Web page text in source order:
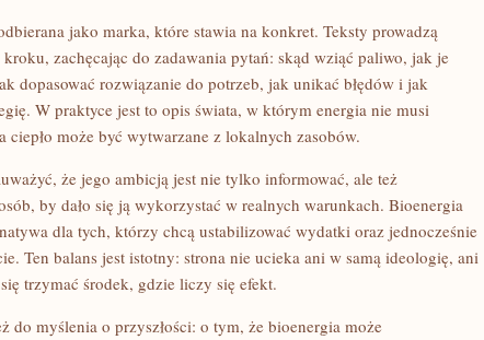
jako marka, które stawia na konkret. Teksty prowadzą
zachęcając do zadawania pytań: skąd wziąć paliwo, jak je
dopasować rozwiązanie do potrzeb, jak unikać błędów i jak
W praktyce jest to opis świata, w którym energia nie musi
ciepło może być wytwarzane z lokalnych zasobów.
że jego ambicją jest nie tylko informować, ale też
by dało się ją wykorzystać w realnych warunkach. Bioenergia
dla tych, którzy chcą ustabilizować wydatki oraz jednocześnie
Ten balans jest istotny: strona nie ucieka ani w samą ideologię, ani
trzymać środek, gdzie liczy się efekt.
do myślenia o przyszłości: o tym, że bioenergia może